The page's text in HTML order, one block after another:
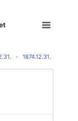
- 1874.12.31.